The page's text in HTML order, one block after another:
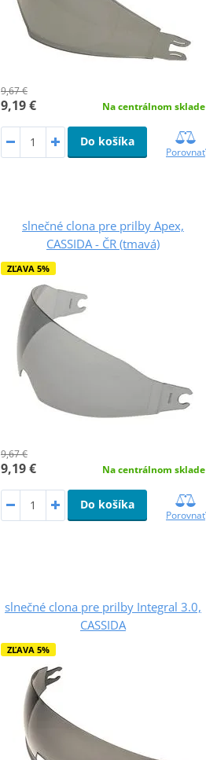
9,67 €
9,19 € Na centrálnom sklade
Do košíka
Porovnať
slnečné clona pre prilby Apex,
CASSIDA - ČR (tmavá)
ZĽAVA 5%
9,67 €
9,19 € Na centrálnom sklade
Do košíka
Porovnať
slnečné clona pre prilby Integral 3.0,
CASSIDA
ZĽAVA 5%